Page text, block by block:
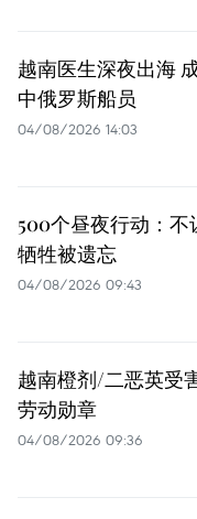
越南医生深夜出海
中俄罗斯船员
04/08/2026 14:03
500个昼夜行动：
牺牲被遗忘
04/08/2026 09:43
越南橙剂/二恶英受
劳动勋章
04/08/2026 09:36